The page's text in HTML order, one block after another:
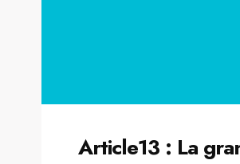
Article13 : La